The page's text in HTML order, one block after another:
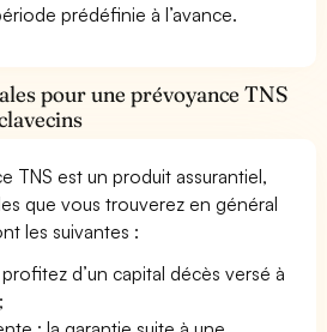
prédéfinie à l’avance.
pour une prévoyance TNS
TNS est un produit assurantiel,
que vous trouverez en général
les suivantes :
d’un capital décès versé à